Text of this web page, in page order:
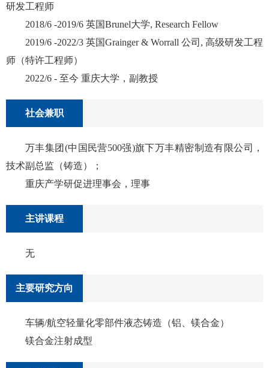
研发工程师
2018/6 -2019/6 英国Brunel大学, Research Fellow
2019/6 -2022/3 英国Grainger & Worrall 公司, 高级研发工程
师（特许工程师）
2022/6 - 至今 重庆大学，副教授
社会兼职
万丰集团(中国民营500强)旗下万丰精密制造有限公司，
技术副总监（铸造）；
重庆产学研促进理事会，理事
主讲课程
无
主要研究方向
车辆/航空轻量化零部件液态铸造（铝、镁合金）
镁合金注射成型